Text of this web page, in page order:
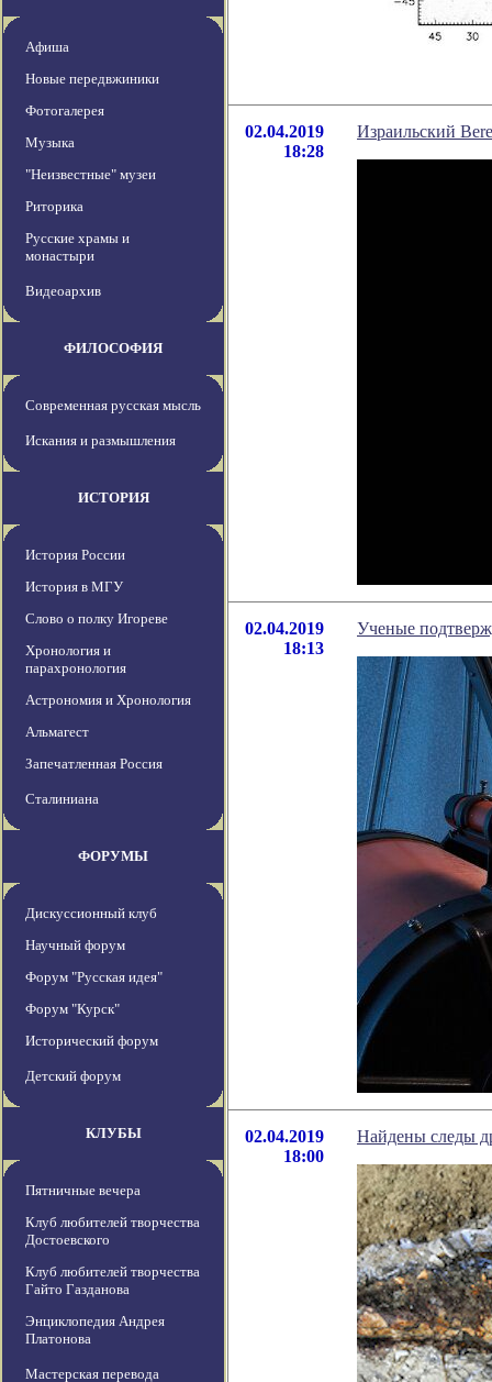
Афиша
Новые передвжиники
Фотогалерея
Музыка
"Неизвестные" музеи
Риторика
Русские храмы и
монастыри
Видеоархив
ФИЛОСОФИЯ
Современная русская мысль
Искания и размышления
ИСТОРИЯ
История России
История в МГУ
Слово о полку Игореве
Хронология и
парахронология
Астрономия и Хронология
Альмагест
Запечатленная Россия
Сталиниана
ФОРУМЫ
Дискуссионный клуб
Научный форум
Форум "Русская идея"
Форум "Курск"
Исторический форум
Детский форум
КЛУБЫ
Пятничные вечера
Клуб любителей творчества
Достоевского
Клуб любителей творчества
Гайто Газданова
Энциклопедия Андрея
Платонова
Мастерская перевода
02.04.2019
18:28
Израильский
02.04.2019
18:13
Ученые
02.04.2019
18:00
Найдены следы